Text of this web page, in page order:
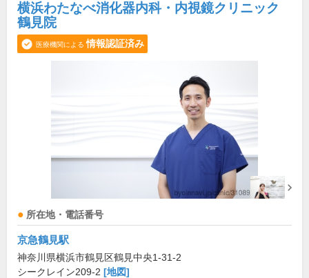
横浜わたなべ消化器内科・内視鏡クリニック
鶴見院
医療機関による 情報認証済み
所在地・電話番号
京急鶴見駅
神奈川県横浜市鶴見区鶴見中央1-31-2
シークレイン209-2 [地図]